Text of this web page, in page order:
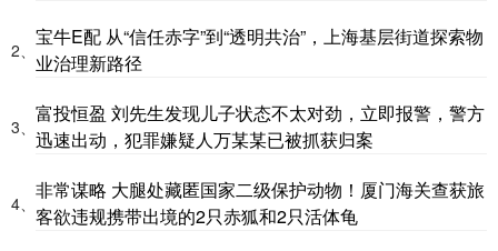
2、
宝牛E配 从“信任赤字”到“透明共治”，上海基层街道探索物
业治理新路径
3、
富投恒盈 刘先生发现儿子状态不太对劲，立即报警，警方
迅速出动，犯罪嫌疑人万某某已被抓获归案
4、
非常谋略 大腿处藏匿国家二级保护动物！厦门海关查获旅
客欲违规携带出境的2只赤狐和2只活体龟